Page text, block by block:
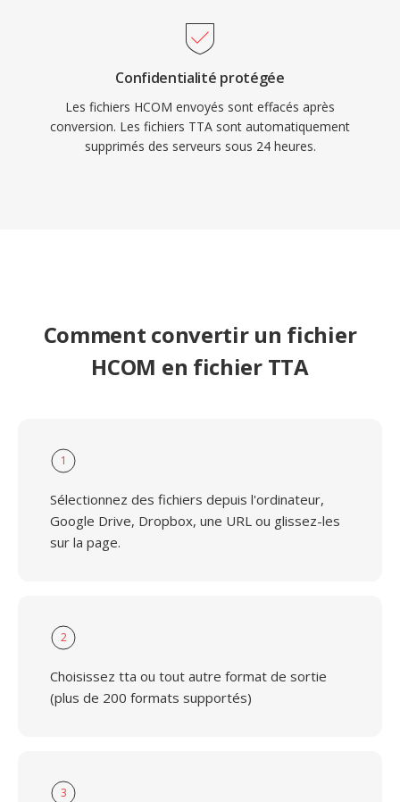
Confidentialité protégée
Les fichiers HCOM envoyés sont effacés après
conversion. Les fichiers TTA sont automatiquement
supprimés des serveurs sous 24 heures.
Comment convertir un fichier
HCOM en fichier TTA
1
Sélectionnez des fichiers depuis l'ordinateur,
Google Drive, Dropbox, une URL ou glissez-les
sur la page.
2
Choisissez tta ou tout autre format de sortie
(plus de 200 formats supportés)
3